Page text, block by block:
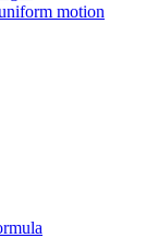
motion